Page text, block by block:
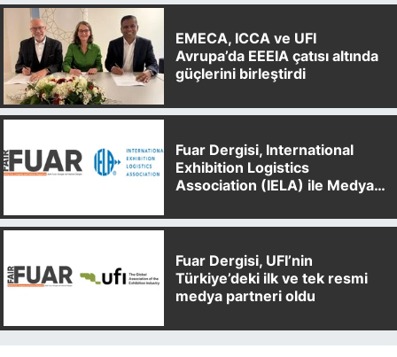
EMECA, ICCA ve UFI
Avrupa’da EEEIA çatısı altında
güçlerini birleştirdi
Fuar Dergisi, International
Exhibition Logistics
Association (IELA) ile Medya
Fuar Dergisi, UFI’nin
Türkiye’deki ilk ve tek resmi
medya partneri oldu